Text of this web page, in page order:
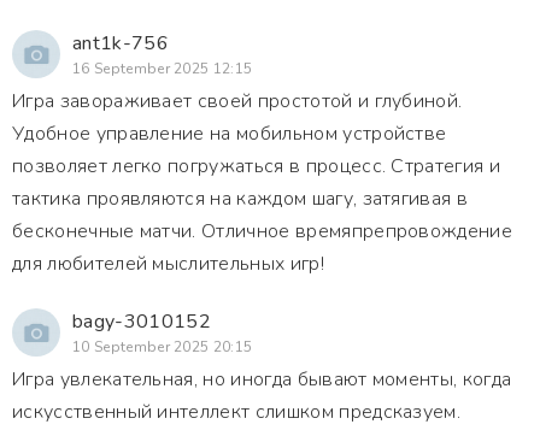
ant1k-756
16 September 2025 12:15
Игра завораживает своей простотой и глубиной.
Удобное управление на мобильном устройстве
позволяет легко погружаться в процесс. Стратегия и
тактика проявляются на каждом шагу, затягивая в
бесконечные матчи. Отличное времяпрепровождение
для любителей мыслительных игр!
bagy-3010152
10 September 2025 20:15
Игра увлекательная, но иногда бывают моменты, когда
искусственный интеллект слишком предсказуем.